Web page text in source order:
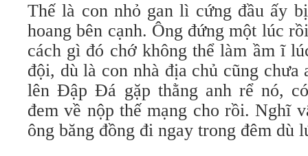
Thế là con nhỏ gan lì cứng đầu ấy
hoang bên cạnh. Ông đứng một lúc
cách gì đó chớ không thể làm ầm ĩ
đội, dù là con nhà địa chủ cũng
lên Đập Đá gặp thằng anh rể nó,
đem về nộp thế mạng cho rồi. Nghĩ
ông băng đồng đi ngay trong đêm dù